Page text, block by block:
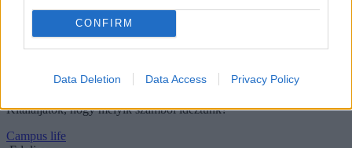
CONFIRM
Data Deletion Data Access Privacy Policy
Kétperces zenei teszt: kitaláljátok, melyik számból
idéztünk?
nem lesz nehéz dolgotok. Lefordítottunk néhány dalszöveget nagy
Kitaláljátok, hogy melyik számból idéztünk?
Campus life